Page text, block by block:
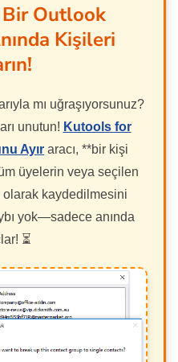
Outlook
Kişileri
mı uğraşıyorsunuz?
unutun! Kutools for
Ayır aracı, **bir kişi
üyelerin veya seçilen
kaydedilmesini
yok—sadece anında
⏳